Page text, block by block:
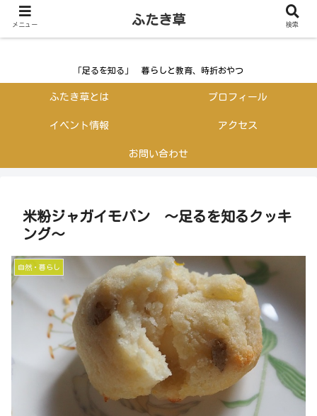
ふたき草
「足るを知る」 暮らしと教育、時折おやつ
ふたき草とは プロフィール
イベント情報 アクセス
お問い合わせ
米粉ジャガイモパン ～足るを知るクッキ
ング～
自然・暮らし
メニュー ふたき草 検索